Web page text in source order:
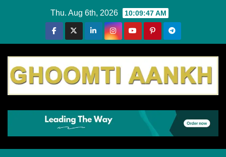
Thu. Aug 6th, 2026 10:09:48 AM